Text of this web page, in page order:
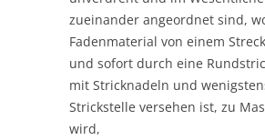
zueinander angeordnet sind,
Fadenmaterial von einem
und sofort durch eine
mit Stricknadeln und
Strickstelle versehen ist, zu
wird,